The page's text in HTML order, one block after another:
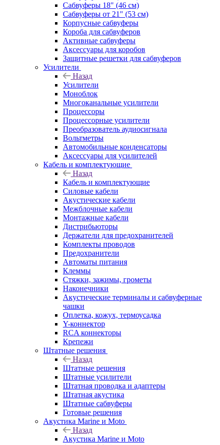
Сабвуферы 18" (46 см)
Сабвуферы от 21" (53 см)
Корпусные сабвуферы
Короба для сабвуферов
Активные сабвуферы
Аксессуары для коробов
Защитные решетки для сабвуферов
Усилители
Назад
Усилители
Моноблок
Многоканальные усилители
Процессоры
Процессорные усилители
Преобразователь аудиосигнала
Вольтметры
Автомобильные конденсаторы
Аксессуары для усилителей
Кабель и комплектующие
Назад
Кабель и комплектующие
Силовые кабели
Акустические кабели
Межблочные кабели
Монтажные кабели
Дистрибьюторы
Держатели для предохранителей
Комплекты проводов
Предохранители
Автоматы питания
Клеммы
Стяжки, зажимы, грометы
Наконечники
Акустические терминалы и сабвуферные
чашки
Оплетка, кожух, термоусадка
Y-коннектор
RCA коннекторы
Крепежи
Штатные решения
Назад
Штатные решения
Штатные усилители
Штатная проводка и адаптеры
Штатная акустика
Штатные сабвуферы
Готовые решения
Акустика Marine и Moto
Назад
Акустика Marine и Moto